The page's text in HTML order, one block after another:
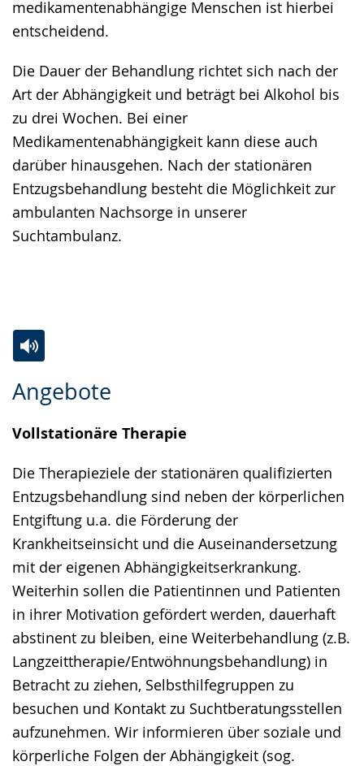
medikamentenabhängige Menschen ist hierbei
entscheidend.
Die Dauer der Behandlung richtet sich nach der
Art der Abhängigkeit und beträgt bei Alkohol bis
zu drei Wochen. Bei einer
Medikamentenabhängigkeit kann diese auch
darüber hinausgehen. Nach der stationären
Entzugsbehandlung besteht die Möglichkeit zur
ambulanten Nachsorge in unserer
Suchtambulanz.
Angebote
Vollstationäre Therapie
Die Therapieziele der stationären qualifizierten
Entzugsbehandlung sind neben der körperlichen
Entgiftung u.a. die Förderung der
Krankheitseinsicht und die Auseinandersetzung
mit der eigenen Abhängigkeitserkrankung.
Weiterhin sollen die Patientinnen und Patienten
in ihrer Motivation gefördert werden, dauerhaft
abstinent zu bleiben, eine Weiterbehandlung (z.B.
Langzeittherapie/Entwöhnungsbehandlung) in
Betracht zu ziehen, Selbsthilfegruppen zu
besuchen und Kontakt zu Suchtberatungsstellen
aufzunehmen. Wir informieren über soziale und
körperliche Folgen der Abhängigkeit (sog.
Leichten
wechseln.
Audio-
Video
Deutscher
Gebärdensprache
wird
angezeigt.